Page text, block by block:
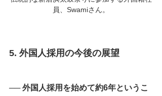
員、Swamiさん。
5. 外国人採用の今後の展望
── 外国人採用を始めて約6年というこ